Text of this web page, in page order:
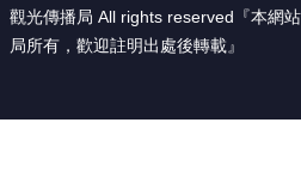
觀光傳播局 All rights reserved『本網
局所有，歡迎註明出處後轉載』